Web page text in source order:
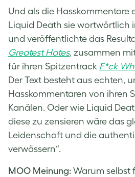
Und als die Hasskommentare
Liquid Death sie wortwörtlich
und veröffentlichte das
Greatest Hates, zusammen
für ihren Spitzentrack F*ck
Der Text besteht aus echten,
Hasskommentaren von ihren
Kanälen. Oder wie Liquid
diese zu zensieren wäre das
Leidenschaft und die
verwässern“.
MOO Meinung: Warum selbst